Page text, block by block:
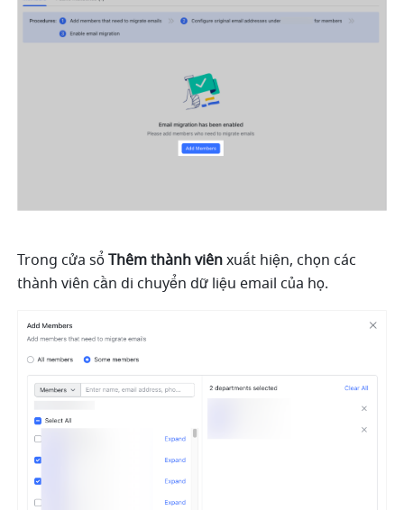
Trong cửa sổ Thêm thành viên xuất hiện, chọn các
thành viên cần di chuyển dữ liệu email của họ.